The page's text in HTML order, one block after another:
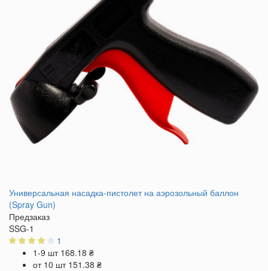
Универсальная насадка-пистолет на аэрозольный баллон
(Spray Gun)
Предзаказ
SSG-1
1
1-9 шт 168.18 ₴
от 10 шт 151.38 ₴